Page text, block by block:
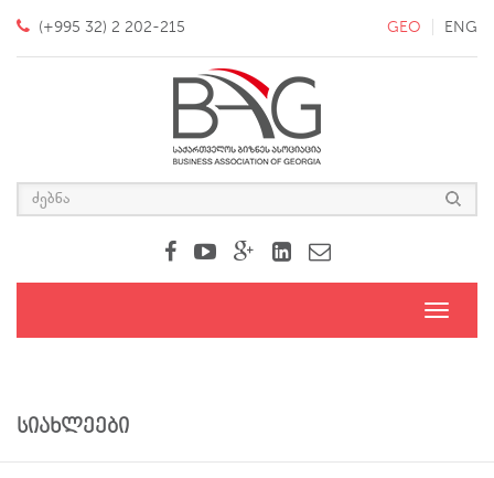
(+995 32) 2 202-215 GEO ENG
Toggle
სიახლეები